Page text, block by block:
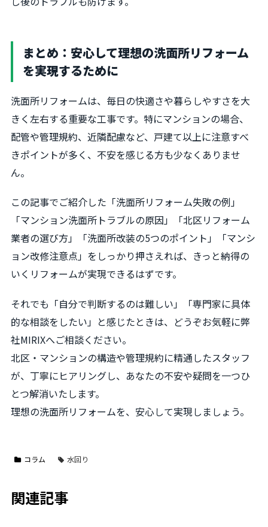
まとめ：安心して理想の洗面所リフォーム
を実現するために
洗面所リフォームは、毎日の快適さや暮らしやすさを大
きく左右する重要な工事です。特にマンションの場合、
配管や管理規約、近隣配慮など、戸建て以上に注意すべ
きポイントが多く、不安を感じる方も少なくありませ
ん。
この記事でご紹介した「洗面所リフォーム失敗の例」
「マンション洗面所トラブルの原因」「北区リフォーム
業者の選び方」「洗面所改装の5つのポイント」「マンシ
ョン改修注意点」をしっかり押さえれば、きっと納得の
いくリフォームが実現できるはずです。
それでも「自分で判断するのは難しい」「専門家に具体
的な相談をしたい」と感じたときは、どうぞお気軽に弊
社MIRIXへご相談ください。
北区・マンションの構造や管理規約に精通したスタッフ
が、丁寧にヒアリングし、あなたの不安や疑問を一つひ
とつ解消いたします。
理想の洗面所リフォームを、安心して実現しましょう。
コラム 水回り
関連記事